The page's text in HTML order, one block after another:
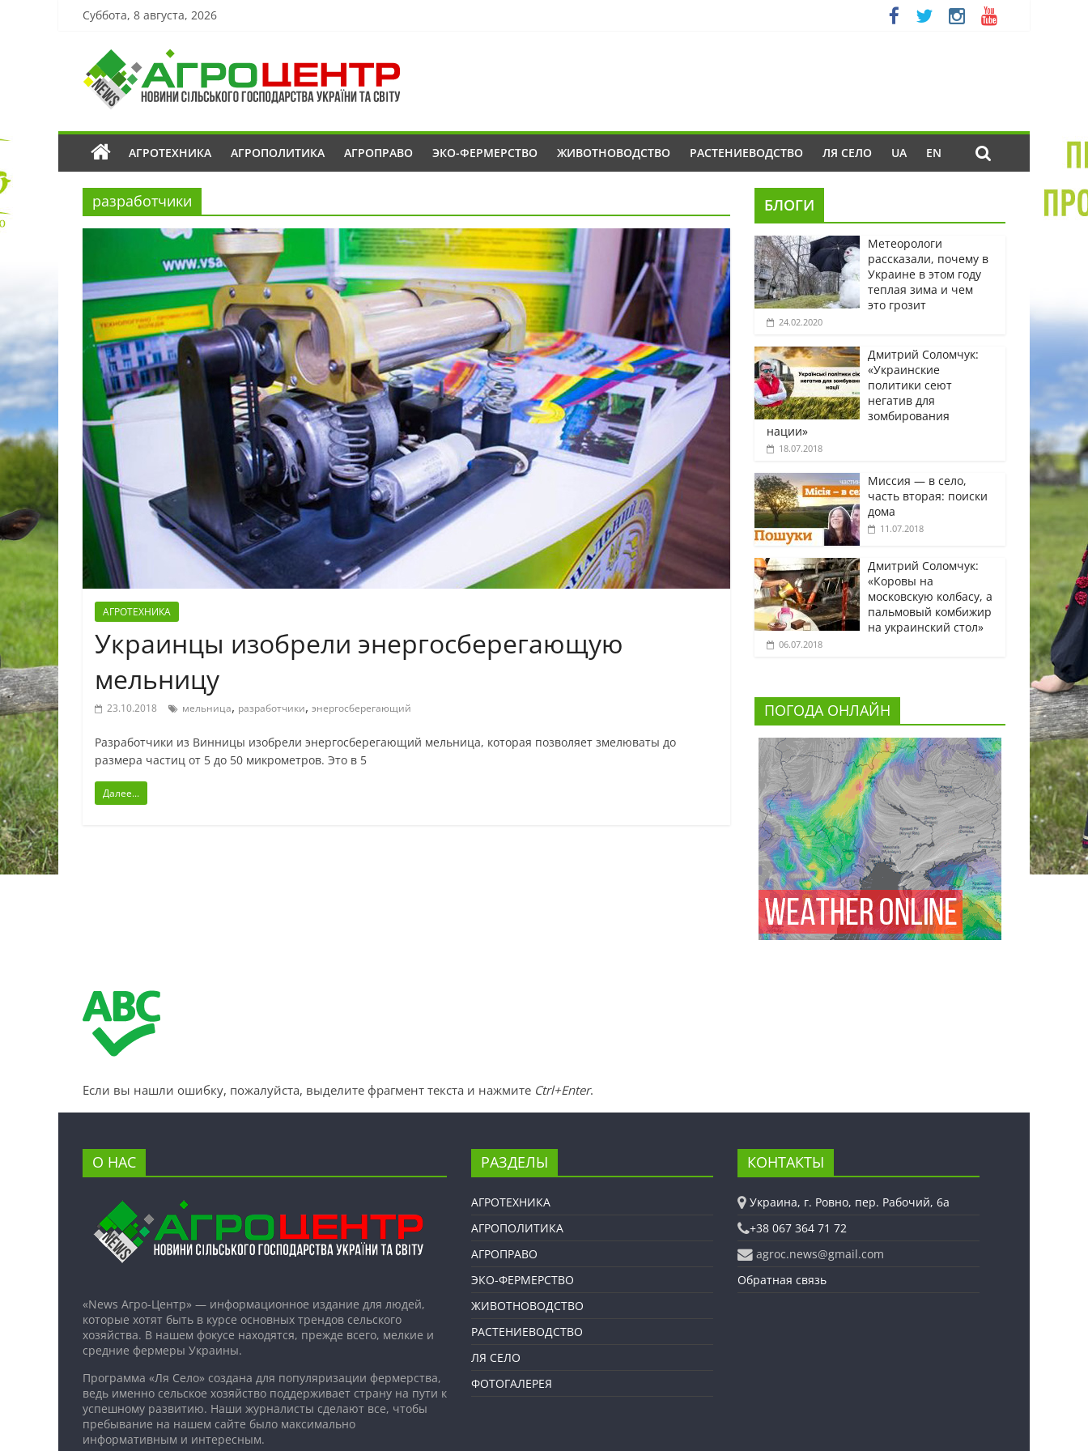
Суббота, 8 августа, 2026
АГРОТЕХНИКА АГРОПОЛИТИКА АГРОПРАВО ЭКО-ФЕРМЕРСТВО ЖИВОТНОВОДСТВО РАСТЕНИЕВОДСТВО ЛЯ СЕЛО UA EN
разработчики
АГРОТЕХНИКА
Украинцы изобрели энергосберегающую
мельницу
23.10.2018 мельница, разработчики, энергосберегающий
Разработчики из Винницы изобрели энергосберегающий мельница, которая позволяет змелюваты до
размера частиц от 5 до 50 микрометров. Это в 5
Далее...
БЛОГИ
Метеорологи
рассказали, почему в
Украине в этом году
теплая зима и чем
это грозит
24.02.2020
Дмитрий Соломчук:
«Украинские
политики сеют
негатив для
зомбирования
нации»
18.07.2018
Миссия — в село,
часть вторая: поиски
дома
11.07.2018
Дмитрий Соломчук:
«Коровы на
московскую колбасу, а
пальмовый комбижир
на украинский стол»
06.07.2018
ПОГОДА ОНЛАЙН
Если вы нашли ошибку, пожалуйста, выделите фрагмент текста и нажмите Ctrl+Enter.
О НАС
«News Агро-Центр» — информационное издание для людей,
которые хотят быть в курсе основных трендов сельского
хозяйства. В нашем фокусе находятся, прежде всего, мелкие и
средние фермеры Украины.
Программа «Ля Село» создана для популяризации фермерства,
ведь именно сельское хозяйство поддерживает страну на пути к
успешному развитию. Наши журналисты сделают все, чтобы
пребывание на нашем сайте было максимально
информативным и интересным.
РАЗДЕЛЫ
АГРОТЕХНИКА
АГРОПОЛИТИКА
АГРОПРАВО
ЭКО-ФЕРМЕРСТВО
ЖИВОТНОВОДСТВО
РАСТЕНИЕВОДСТВО
ЛЯ СЕЛО
ФОТОГАЛЕРЕЯ
КОНТАКТЫ
Украина, г. Ровно, пер. Рабочий, 6а
+38 067 364 71 72
agroc.news@gmail.com
Обратная связь